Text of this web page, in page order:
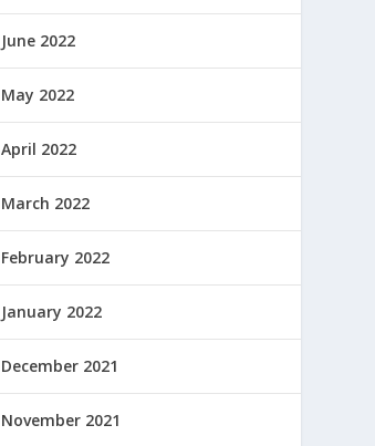
June 2022
May 2022
April 2022
March 2022
February 2022
January 2022
December 2021
November 2021